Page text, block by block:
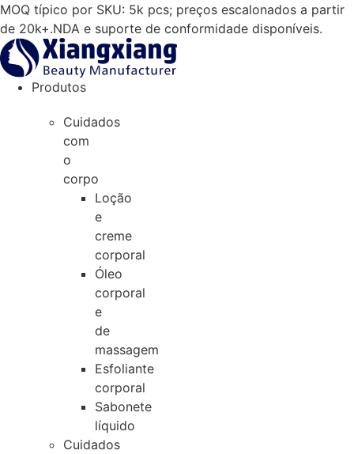
Salta
para
o
conteúdo
MOQ típico por SKU: 5k pcs; preços escalonados a partir
de 20k+.NDA e suporte de conformidade disponíveis.
Produtos
Cuidados
com
o
corpo
Loção
e
creme
corporal
Óleo
corporal
e
de
massagem
Esfoliante
corporal
Sabonete
líquido
Cuidados